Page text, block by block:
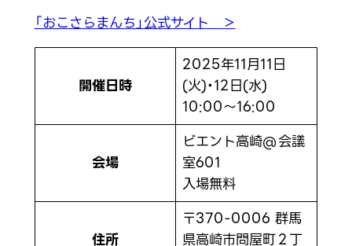
「おこさらまんち」公式サイト＞
開催日時
2025年11月11日
(火)・12日(水)
10:00～16:00
会場
ビエント高崎@会議
室601
入場無料
住所
〒370-0006 群馬
県高崎市問屋町２丁